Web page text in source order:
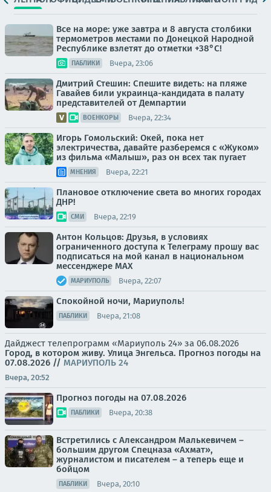
Все на море: уже завтра и 8 августа столбики
термометров местами по Донецкой Народной
Республике взлетят до отметки +38°C!
ПАБЛИКИ Вчера, 23:06
Дмитрий Стешин: Спешите видеть: на пляже
Гавайев били украинца-кандидата в палату
представителей от Демпартии
ВОЕНКОРЫ Вчера, 22:34
Игорь Гомольский: Окей, пока нет
электричества, давайте разберемся с «Жуком»
из фильма «Малыш», раз он всех так пугает
МНЕНИЯ Вчера, 22:21
Плановое отключение света во многих городах
ДНР!
СМИ Вчера, 22:19
Антон Кольцов: Друзья, в условиях
ограниченного доступа к Телеграму прошу вас
подписаться на мой канал в национальном
мессенджере МАХ
МАРИУПОЛЬ Вчера, 22:07
Спокойной ночи, Мариуполь!
ПАБЛИКИ Вчера, 21:08
Дайджест телепрограмм «Мариуполь 24» за 06.08.2026
Город, в котором живу. Улица Энгельса. Прогноз погоды на
07.08.2026 // МАРИУПОЛЬ 24
Вчера, 20:52
Прогноз погоды на 07.08.2026
ПАБЛИКИ Вчера, 20:38
Встретились с Александром Малькевичем –
большим другом Спецназа «Ахмат»,
журналистом и писателем – а теперь еще и
бойцом
ПАБЛИКИ Вчера, 20:10